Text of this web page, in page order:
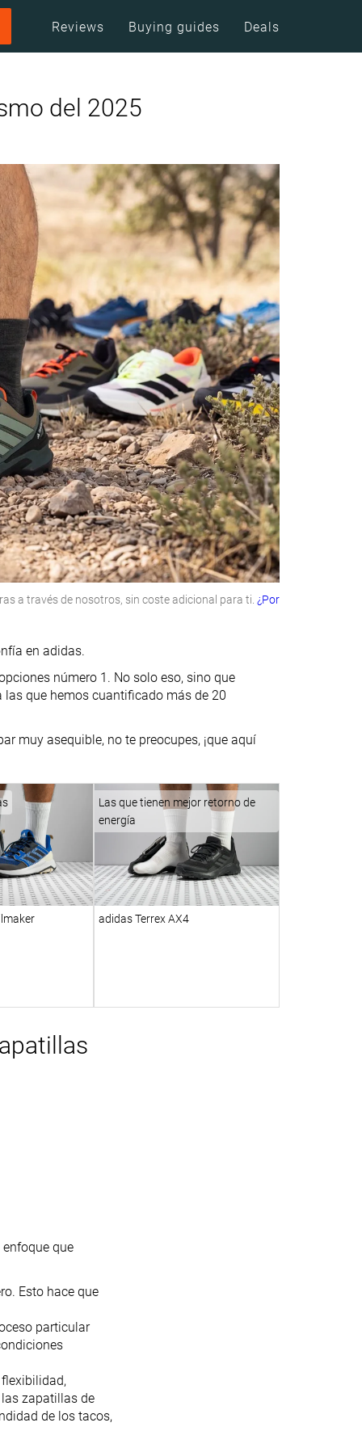
Reviews Buying guides Deals
del 2025
a través de nosotros, sin coste adicional para ti. ¿Por
en adidas.
número 1. No solo eso, sino que
que hemos cuantificado más de 20
muy asequible, no te preocupes, ¡que aquí
Las que tienen mejor retorno de
energía
adidas Terrex AX4
que
Esto hace que
particular
zapatillas de
de los tacos,